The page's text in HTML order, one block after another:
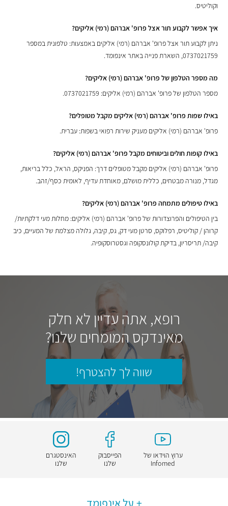
וקוליטיס.
איך אפשר לקבוע תור אצל פרופ' אברהם (רמי) אליקים?
ניתן לקבוע תור אצל פרופ' אברהם (רמי) אליקים באמצעות: טלפונית במספר
0737021759, השארת פנייה באתר אינפומד.
מה מספר הטלפון של פרופ' אברהם (רמי) אליקים?
מספר הטלפון של פרופ' אברהם (רמי) אליקים: 0737021759.
באילו שפות פרופ' אברהם (רמי) אליקים מקבל מטופלים?
פרופ' אברהם (רמי) אליקים מעניק שירות רפואי בשפות: עברית.
באילו קופות חולים וביטוחים מקבל פרופ' אברהם (רמי) אליקים?
פרופ' אברהם (רמי) אליקים מקבל מטופלים דרך: הפניקס, הראל, כלל בריאות,
מגדל, מנורה מבטחים, כללית מושלם, מאוחדת עדיף, לאומית כסף/זהב.
באילו טיפולים מתמחה פרופ' אברהם (רמי) אליקים?
בין הטיפולים והפרוצדורות של פרופ' אברהם (רמי) אליקים: מחלות מעי דלקתיות/
קרוהן / קוליטיס, רפלוקס, סרטן מעי דק, גס, קיבה, גלולה מצלמת של המעיים, כיב
קיבה/ תריסריון, בדיקת קולונסקופה וגסטרוסקופיה.
רופא, אתה עדיין לא חלק
מאינדקס המומחים שלנו?
שווה לך להצטרף!
ערוץ הוידאו של
Infomed
הפייסבוק
שלנו
האינסטגרם
שלנו
על אינפומד